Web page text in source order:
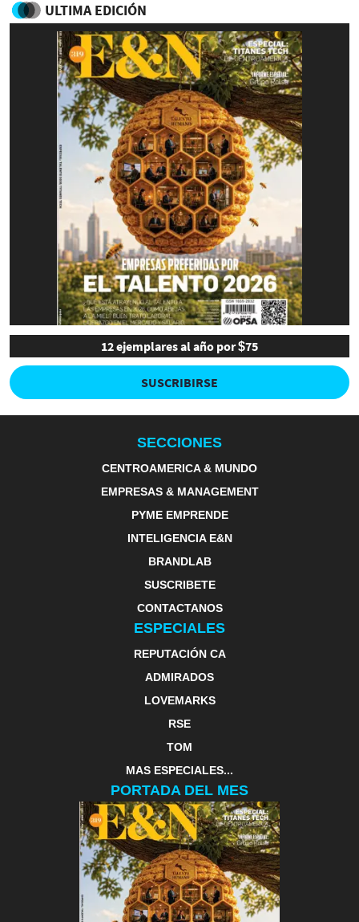
ULTIMA EDICIÓN
12 ejemplares al año por $75
SUSCRIBIRSE
SECCIONES
CENTROAMERICA & MUNDO
EMPRESAS & MANAGEMENT
PYME EMPRENDE
INTELIGENCIA E&N
BRANDLAB
SUSCRIBETE
CONTACTANOS
ESPECIALES
REPUTACIÓN CA
ADMIRADOS
LOVEMARKS
RSE
TOM
MAS ESPECIALES...
PORTADA DEL MES